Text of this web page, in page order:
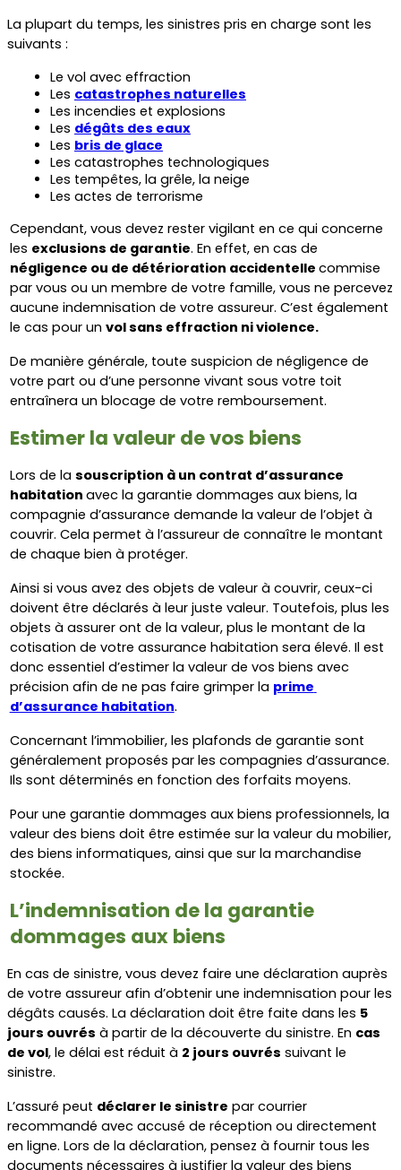
La plupart du temps, les sinistres pris en charge sont les
suivants :
Le vol avec effraction
Les catastrophes naturelles
Les incendies et explosions
Les dégâts des eaux
Les bris de glace
Les catastrophes technologiques
Les tempêtes, la grêle, la neige
Les actes de terrorisme
Cependant, vous devez rester vigilant en ce qui concerne
les exclusions de garantie
négligence ou de détérioration accidentelle commise
par vous ou un membre de votre famille, vous ne percevez
aucune indemnisation de votre assureur. C’est également
le cas pour un vol sans effraction ni violence.
De manière générale, toute suspicion de négligence de
votre part ou d’une personne vivant sous votre toit
entraînera un blocage de votre remboursement.
Estimer la valeur de vos biens
Lors de la souscription à un contrat d’assurance
habitation avec la garantie dommages aux biens, la
compagnie d’assurance demande la valeur de l’objet à
couvrir. Cela permet à l’assureur de connaître le montant
de chaque bien à protéger.
Ainsi si vous avez des objets de valeur à couvrir, ceux-ci
doivent être déclarés à leur juste valeur. Toutefois, plus les
objets à assurer ont de la valeur, plus le montant de la
cotisation de votre assurance habitation sera élevé. Il est
donc essentiel d’estimer la valeur de vos biens avec
précision afin de ne pas faire grimper la prime
d’assurance habitation.
Concernant l’immobilier, les plafonds de garantie sont
généralement proposés par les compagnies d’assurance.
Ils sont déterminés en fonction des forfaits moyens.
Pour une garantie dommages aux biens professionnels, la
valeur des biens doit être estimée sur la valeur du mobilier,
des biens informatiques, ainsi que sur la marchandise
stockée.
L’indemnisation de la garantie
dommages aux biens
En cas de sinistre, vous devez faire une déclaration auprès
de votre assureur afin d’obtenir une indemnisation pour les
dégâts causés. La déclaration doit être faite dans les 5
jours ouvrés à partir de la découverte du sinistre. En cas
de vol, le délai est réduit à 2 jours ouvrés suivant le
sinistre.
L’assuré peut déclarer le sinistre par courrier
recommandé avec accusé de réception ou directement
en ligne. Lors de la déclaration, pensez à fournir tous les
documents nécessaires à justifier la valeur des biens